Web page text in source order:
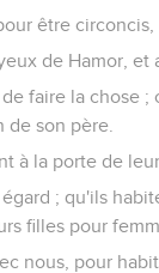
être
de Hamor, et
faire la chose
de son père.
à la porte de
; qu'ils
filles pour
nous, pour